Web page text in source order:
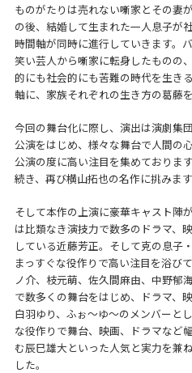
ものがたりは売れない噺家とその妻
の後、結婚して生まれた一人息子が
時間軸が同時に進行していきます。
笑い芸人から噺家に転身したものの
的にも社会的にも苦難の時代を生き
軸に、家族それぞれの生き方の葛藤を
今回の舞台化に際し、演出は演劇集
公演をはじめ、様々な舞台で人間の
公演の度に高い注目を集めておりま
続き、再び横山拓也の名作に挑みます
そして本作の上演に豪華キャスト陣
は比類なき演技力で数多のドラマ、
している近藤芳正。そして克の息子
まっすぐな役作りで高い注目を浴び
ノ介、枝元萌、佐久間麻由、中野郁
で数多くの舞台をはじめ、ドラマ、
白羽ゆり、ふぉ～ゆ～のメンバーと
な役作りで舞台、映画、ドラマなど
む辰巳雄大といった人気と実力を兼
した。